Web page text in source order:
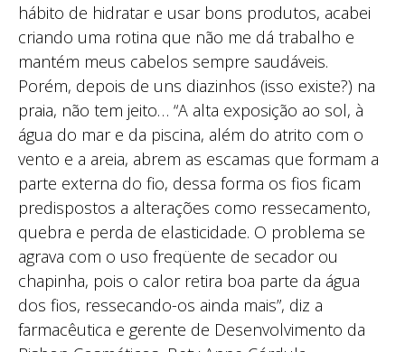
hábito de hidratar e usar bons produtos, acabei
criando uma rotina que não me dá trabalho e
mantém meus cabelos sempre saudáveis.
Porém, depois de uns diazinhos (isso existe?) na
praia, não tem jeito… “A alta exposição ao sol, à
água do mar e da piscina, além do atrito com o
vento e a areia, abrem as escamas que formam a
parte externa do fio, dessa forma os fios ficam
predispostos a alterações como ressecamento,
quebra e perda de elasticidade. O problema se
agrava com o uso freqüente de secador ou
chapinha, pois o calor retira boa parte da água
dos fios, ressecando-os ainda mais”, diz a
farmacêutica e gerente de Desenvolvimento da